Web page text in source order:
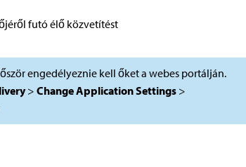
futó élő közvetítést
engedélyeznie kell őket a webes portálján.
> Change Application Settings >